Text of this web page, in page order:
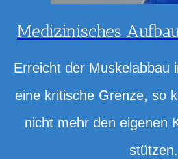
Medizinisches
Erreicht der Muskelabbau
eine kritische Grenze, so
nicht mehr den eigenen
stützen.